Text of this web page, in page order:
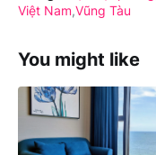
Việt Nam Vũng Tàu
You might like